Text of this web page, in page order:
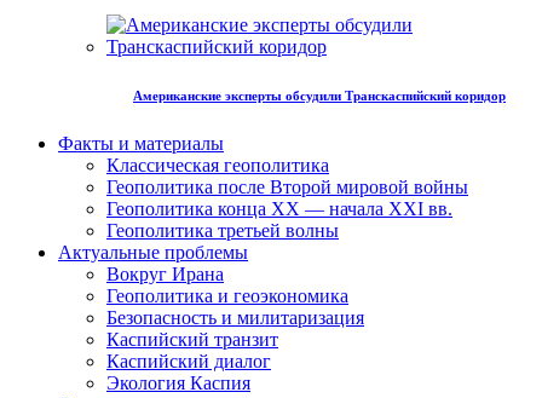
Американские эксперты обсудили Транскаспийский коридор
Факты и материалы
Классическая геополитика
Геополитика после Второй мировой войны
Геополитика конца XX — начала XXI вв.
Геополитика третьей волны
Актуальные проблемы
Вокруг Ирана
Геополитика и геоэкономика
Безопасность и милитаризация
Каспийский транзит
Каспийский диалог
Экология Каспия